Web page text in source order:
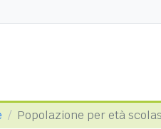
Popolazione per età